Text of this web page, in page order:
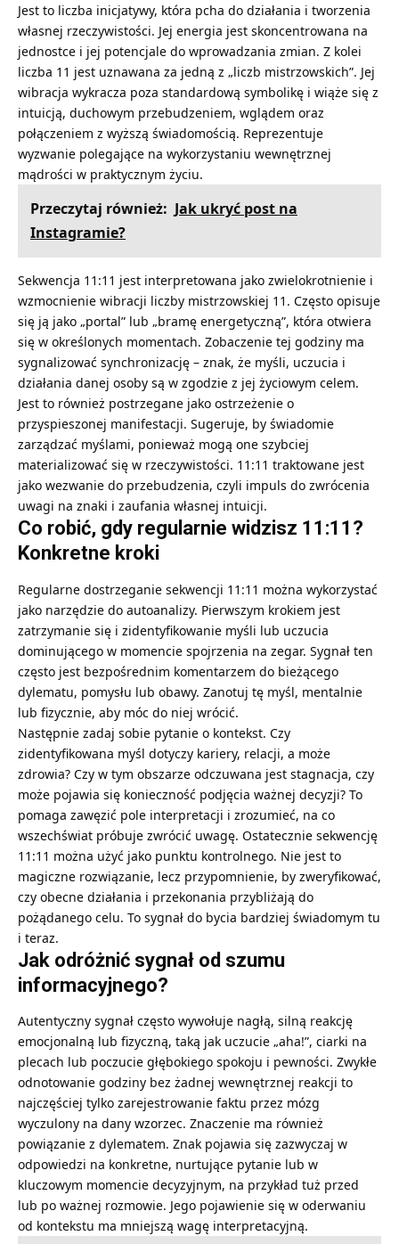
Jest to liczba inicjatywy, która pcha do działania i tworzenia
własnej rzeczywistości. Jej energia jest skoncentrowana na
jednostce i jej potencjale do wprowadzania zmian. Z kolei
liczba 11 jest uznawana za jedną z „liczb mistrzowskich”. Jej
wibracja wykracza poza standardową symbolikę i wiąże się z
intuicją, duchowym przebudzeniem, wglądem oraz
połączeniem z wyższą świadomością. Reprezentuje
wyzwanie polegające na wykorzystaniu wewnętrznej
mądrości w praktycznym życiu.
Przeczytaj również: Jak ukryć post na
Instagramie?
Sekwencja 11:11 jest interpretowana jako zwielokrotnienie i
wzmocnienie wibracji liczby mistrzowskiej 11. Często opisuje
się ją jako „portal” lub „bramę energetyczną”, która otwiera
się w określonych momentach. Zobaczenie tej godziny ma
sygnalizować synchronizację – znak, że myśli, uczucia i
działania danej osoby są w zgodzie z jej życiowym celem.
Jest to również postrzegane jako ostrzeżenie o
przyspieszonej manifestacji. Sugeruje, by świadomie
zarządzać myślami, ponieważ mogą one szybciej
materializować się w rzeczywistości. 11:11 traktowane jest
jako wezwanie do przebudzenia, czyli impuls do zwrócenia
uwagi na znaki i zaufania własnej intuicji.
Co robić, gdy regularnie widzisz 11:11?
Konkretne kroki
Regularne dostrzeganie sekwencji 11:11 można wykorzystać
jako narzędzie do autoanalizy. Pierwszym krokiem jest
zatrzymanie się i zidentyfikowanie myśli lub uczucia
dominującego w momencie spojrzenia na zegar. Sygnał ten
często jest bezpośrednim komentarzem do bieżącego
dylematu, pomysłu lub obawy. Zanotuj tę myśl, mentalnie
lub fizycznie, aby móc do niej wrócić.
Następnie zadaj sobie pytanie o kontekst. Czy
zidentyfikowana myśl dotyczy kariery, relacji, a może
zdrowia? Czy w tym obszarze odczuwana jest stagnacja, czy
może pojawia się konieczność podjęcia ważnej decyzji? To
pomaga zawęzić pole interpretacji i zrozumieć, na co
wszechświat próbuje zwrócić uwagę. Ostatecznie sekwencję
11:11 można użyć jako punktu kontrolnego. Nie jest to
magiczne rozwiązanie, lecz przypomnienie, by zweryfikować,
czy obecne działania i przekonania przybliżają do
pożądanego celu. To sygnał do bycia bardziej świadomym tu
i teraz.
Jak odróżnić sygnał od szumu
informacyjnego?
Autentyczny sygnał często wywołuje nagłą, silną reakcję
emocjonalną lub fizyczną, taką jak uczucie „aha!”, ciarki na
plecach lub poczucie głębokiego spokoju i pewności. Zwykłe
odnotowanie godziny bez żadnej wewnętrznej reakcji to
najczęściej tylko zarejestrowanie faktu przez mózg
wyczulony na dany wzorzec. Znaczenie ma również
powiązanie z dylematem. Znak pojawia się zazwyczaj w
odpowiedzi na konkretne, nurtujące pytanie lub w
kluczowym momencie decyzyjnym, na przykład tuż przed
lub po ważnej rozmowie. Jego pojawienie się w oderwaniu
od kontekstu ma mniejszą wagę interpretacyjną.